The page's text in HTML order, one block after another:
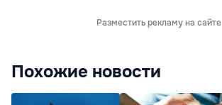
Разместить рекламу на сайте
Похожие новости